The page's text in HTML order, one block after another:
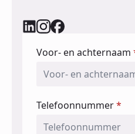
Voor- en achternaam
Telefoonnummer*